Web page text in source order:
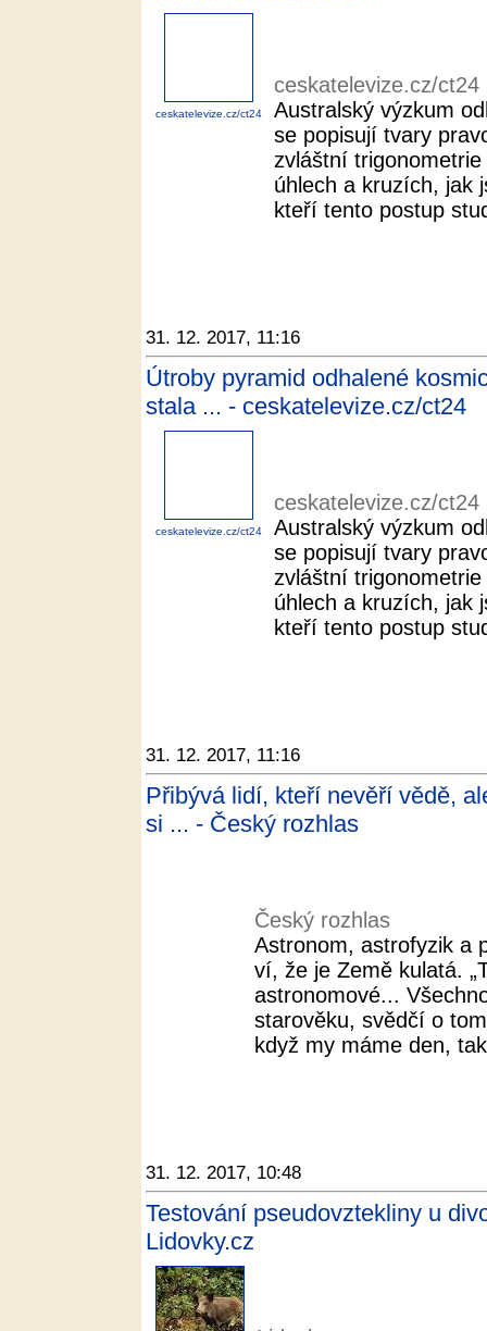
ceskatelevize.cz/ct24
ceskatelevize.cz/ct24
Australský výzkum
se popisují tvary
zvláštní
úhlech a kruzích, jak
kteří tento postup
31. 12. 2017, 11:16
Útroby pyramid odhalené
stala ... - ceskatelevize.cz/ct24
ceskatelevize.cz/ct24
ceskatelevize.cz/ct24
Australský výzkum
se popisují tvary
zvláštní
úhlech a kruzích, jak
kteří tento postup
31. 12. 2017, 11:16
Přibývá lidí, kteří nevěří vědě,
si ... - Český rozhlas
Český rozhlas
Astronom, astrofyzik a
ví, že je Země kulatá.
astronomové...
starověku, svědčí o
když my máme den,
31. 12. 2017, 10:48
Testování pseudovztekliny u
Lidovky.cz